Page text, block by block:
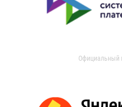
Официальный